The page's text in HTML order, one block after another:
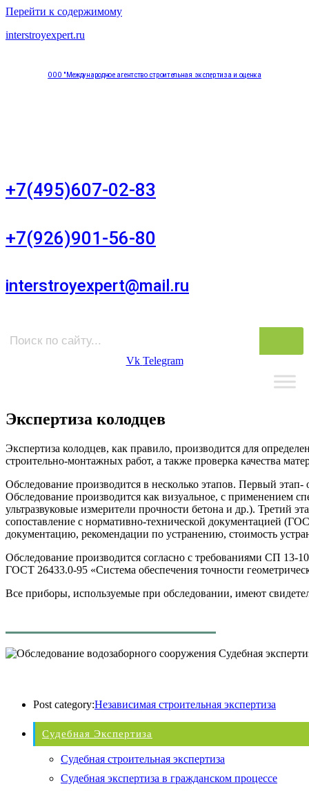
Перейти к содержимому
interstroyexpert.ru
ООО "Международное агентство строительная экспертиза и оценка
+7(495)607-02-83
+7(926)901-56-80
interstroyexpert@mail.ru
Vk Telegram
Экспертиза колодцев
Экспертиза колодцев, как правило, производится для
строительно-монтажных работ, а также проверка качества
Обследование производится в несколько этапов. Первый
Обследование производится как визуальное, с применением
ультразвуковые измерители прочности бетона и др.). Третий
сопоставление с нормативно-технической документацией
документацию, рекомендации по устранению, стоимость
Обследование производится согласно с требованиями СП 13-
ГОСТ 26433.0-95 «Система обеспечения точности
Все приборы, используемые при обследовании, имеют
Судебная
Post category:Независимая строительная экспертиза
Судебная Экспертиза
Судебная строительная экспертиза
Судебная экспертиза в гражданском процессе